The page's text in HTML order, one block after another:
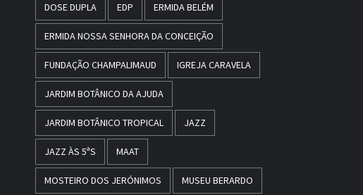
DOSE DUPLA EDP ERMIDA BELÉM
ERMIDA NOSSA SENHORA DA CONCEIÇÃO
FUNDAÇÃO CHAMPALIMAUD IGREJA CARAVELA
JARDIM BOTÂNICO DA AJUDA
JARDIM BOTÂNICO TROPICAL JAZZ
JAZZ ÀS 5ªS MAAT
MOSTEIRO DOS JERÓNIMOS MUSEU BERARDO